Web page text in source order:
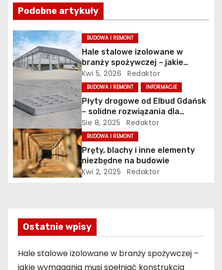
i
g
a
c
j
a
w
p
Podobne artykuły
BUDOWA I REMONT
Hale stalowe izolowane w
branży spożywczej – jakie
wymagania musi spełniać
konstrukcja obiektu?
Kwi 5, 2026 Redaktor
BUDOWA I REMONT INFORMACJE
Płyty drogowe od Elbud Gdańsk
– solidne rozwiązania dla
budownictwa i inwestycji
Sie 8, 2025 Redaktor
BUDOWA I REMONT
Pręty, blachy i inne elementy
niezbędne na budowie
Kwi 2, 2025 Redaktor
Ostatnie wpisy
Hale stalowe izolowane w branży spożywczej –
jakie wymagania musi spełniać konstrukcja